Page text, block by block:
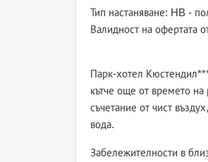
Тип настаняване: HB -
Валидност на офертата
Парк-хотел
кътче още от времето
съчетание от чист
вода.
Забележителности в